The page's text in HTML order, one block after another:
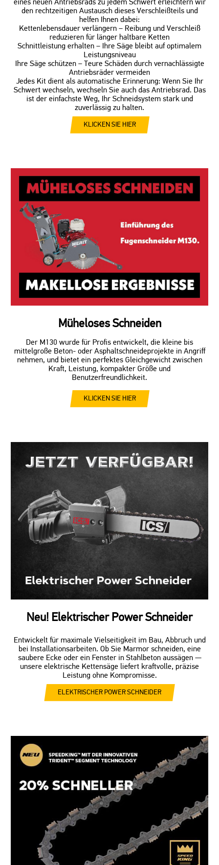
eines neuen Antriebsrads zu jedem Schwert erleichtern wir
den rechtzeitigen Austausch dieses Verschleißteils und
helfen Ihnen dabei:
Kettenlebensdauer verlängern – Reibung und Verschleiß
reduzieren für länger haltbare Ketten
Schnittleistung erhalten – Ihre Säge bleibt auf optimalem
Leistungsniveau
Ihre Säge schützen – Teure Schäden durch vernachlässigte
Antriebsräder vermeiden
Jedes Kit dient als automatische Erinnerung: Wenn Sie Ihr
Schwert wechseln, wechseln Sie auch das Antriebsrad. Das
ist der einfachste Weg, Ihr Schneidsystem stark und
zuverlässig zu halten.
KLICKEN SIE HIER
Müheloses Schneiden
Der M130 wurde für Profis entwickelt, die kleine bis
mittelgroße Beton- oder Asphaltschneideprojekte in Angriff
nehmen, und bietet ein perfektes Gleichgewicht zwischen
Kraft, Leistung, kompakter Größe und
Benutzerfreundlichkeit.
KLICKEN SIE HIER
Neu! Elektrischer Power Schneider
Entwickelt für maximale Vielseitigkeit im Bau, Abbruch und
bei Installationsarbeiten. Ob Sie Marmor schneiden, eine
saubere Ecke oder ein Fenster in Stahlbeton aussägen —
unsere elektrische Kettensäge liefert kraftvolle, präzise
Leistung ohne Kompromisse.
ELEKTRISCHER POWER SCHNEIDER